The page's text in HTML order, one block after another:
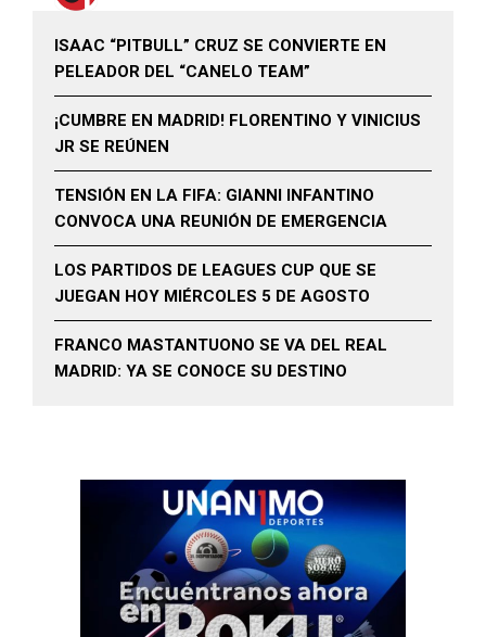
ISAAC “PITBULL” CRUZ SE CONVIERTE EN
PELEADOR DEL “CANELO TEAM”
¡CUMBRE EN MADRID! FLORENTINO Y VINICIUS
JR SE REÚNEN
TENSIÓN EN LA FIFA: GIANNI INFANTINO
CONVOCA UNA REUNIÓN DE EMERGENCIA
LOS PARTIDOS DE LEAGUES CUP QUE SE
JUEGAN HOY MIÉRCOLES 5 DE AGOSTO
FRANCO MASTANTUONO SE VA DEL REAL
MADRID: YA SE CONOCE SU DESTINO